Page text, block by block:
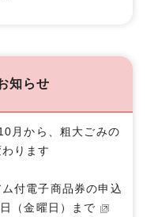
知らせ
月から、粗大ごみの
ります
付電子商品券の申込
（金曜日）まで